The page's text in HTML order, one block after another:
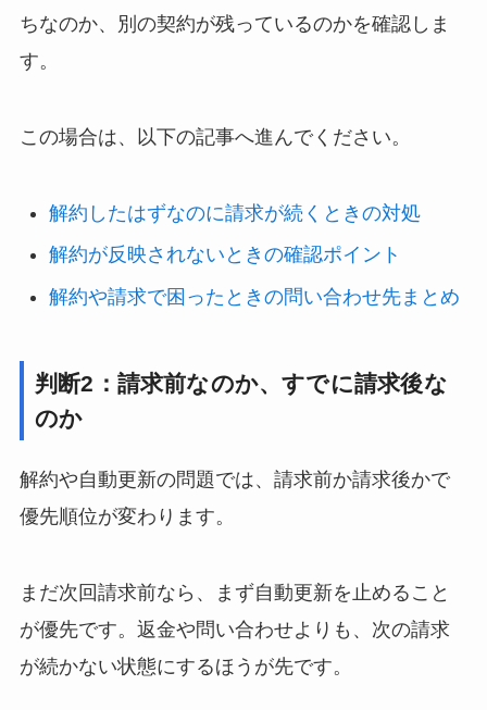
ちなのか、別の契約が残っているのかを確認しま
す。
この場合は、以下の記事へ進んでください。
解約したはずなのに請求が続くときの対処
解約が反映されないときの確認ポイント
解約や請求で困ったときの問い合わせ先まとめ
判断2：請求前なのか、すでに請求後な
のか
解約や自動更新の問題では、請求前か請求後かで
優先順位が変わります。
まだ次回請求前なら、まず自動更新を止めること
が優先です。返金や問い合わせよりも、次の請求
が続かない状態にするほうが先です。